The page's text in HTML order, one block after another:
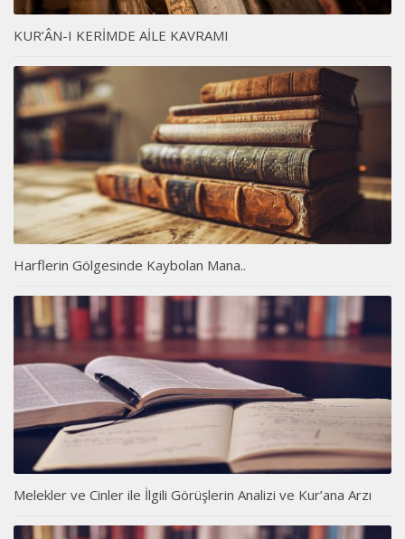
KUR’ÂN-I KERİMDE AİLE KAVRAMI
Harflerin Gölgesinde Kaybolan Mana..
Melekler ve Cinler ile İlgili Görüşlerin Analizi ve Kur’ana Arzı